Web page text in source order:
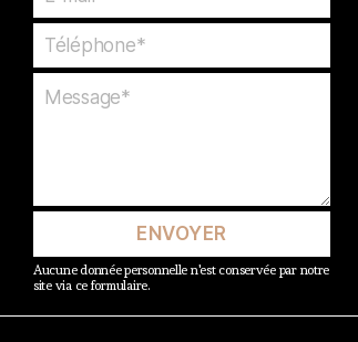
ENVOYER
Aucune donnée personnelle n'est conservée par notre
site via ce formulaire.